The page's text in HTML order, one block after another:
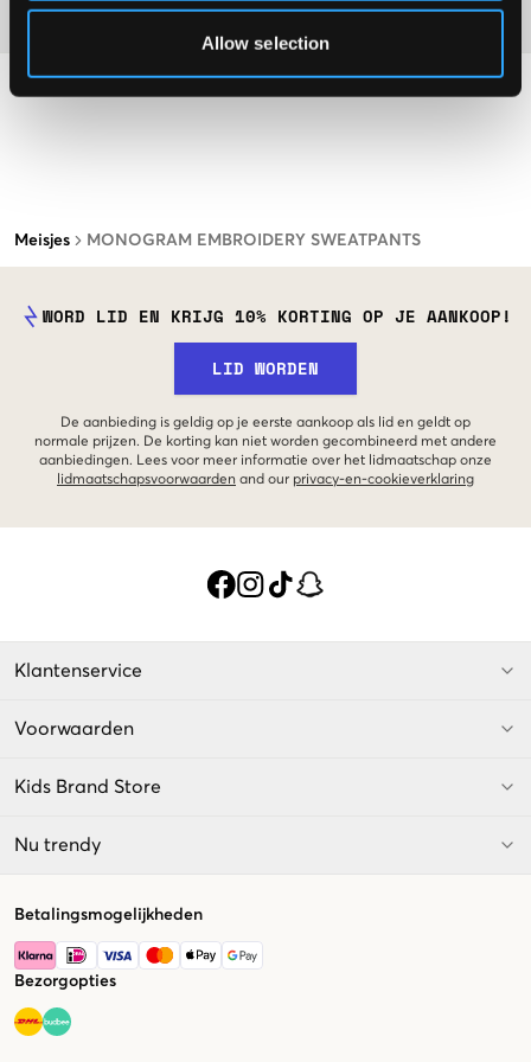
Allow selection
Meisjes MONOGRAM EMBROIDERY SWEATPANTS
Materiaal
WORD LID EN KRIJG 10% KORTING OP JE AANKOOP!
LID WORDEN
De aanbieding is geldig op je eerste aankoop als lid en geldt op
normale prijzen. De korting kan niet worden gecombineerd met andere
aanbiedingen. Lees voor meer informatie over het lidmaatschap onze
lidmaatschapsvoorwaarden and our privacy-en-cookieverklaring
Klantenservice
Voorwaarden
Kids Brand Store
Nu trendy
Betalingsmogelijkheden
Bezorgopties